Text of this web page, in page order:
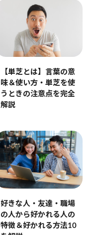
【単芝とは】言葉の意
味＆使い方・単芝を使
うときの注意点を完全
解説
好きな人・友達・職場
の人から好かれる人の
特徴＆好かれる方法10